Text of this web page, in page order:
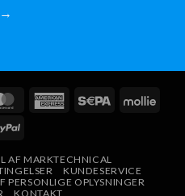
→
MasterCardAmerican Sepa Mollie
PayPal
AF MARKTECHNICAL
KUNDESERVICE
PERSONLIGE OPLYSNINGER
KONTAKT